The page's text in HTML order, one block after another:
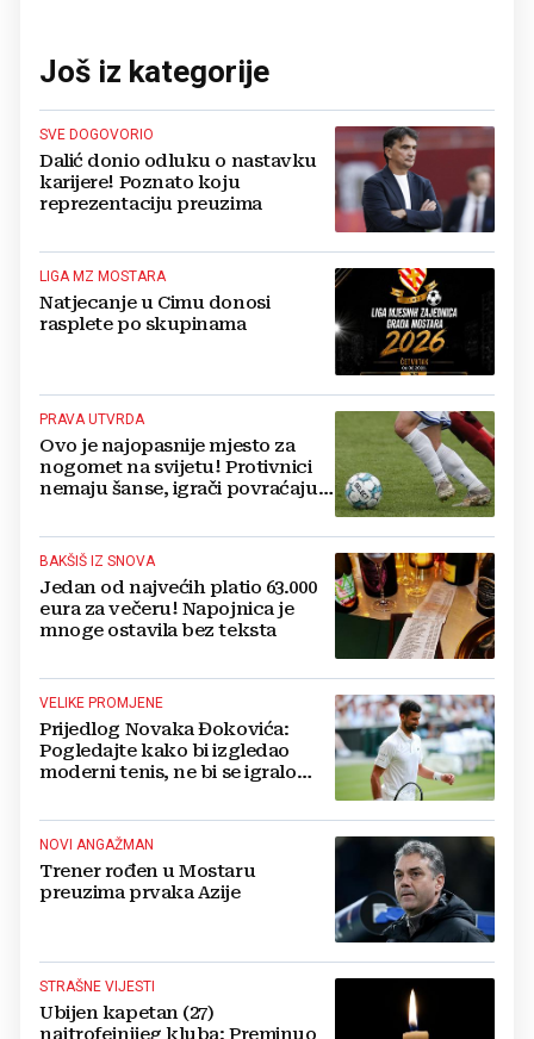
Još iz kategorije
SVE DOGOVORIO
Dalić donio odluku o nastavku
karijere! Poznato koju
reprezentaciju preuzima
LIGA MZ MOSTARA
Natjecanje u Cimu donosi
rasplete po skupinama
PRAVA UTVRDA
Ovo je najopasnije mjesto za
nogomet na svijetu! Protivnici
nemaju šanse, igrači povraćaju,
BAKŠIŠ IZ SNOVA
Jedan od najvećih platio 63.000
eura za večeru! Napojnica je
mnoge ostavila bez teksta
VELIKE PROMJENE
Prijedlog Novaka Đokovića:
Pogledajte kako bi izgledao
moderni tenis, ne bi se igralo
NOVI ANGAŽMAN
Trener rođen u Mostaru
preuzima prvaka Azije
STRAŠNE VIJESTI
Ubijen kapetan (27)
najtrofejnijeg kluba: Preminuo